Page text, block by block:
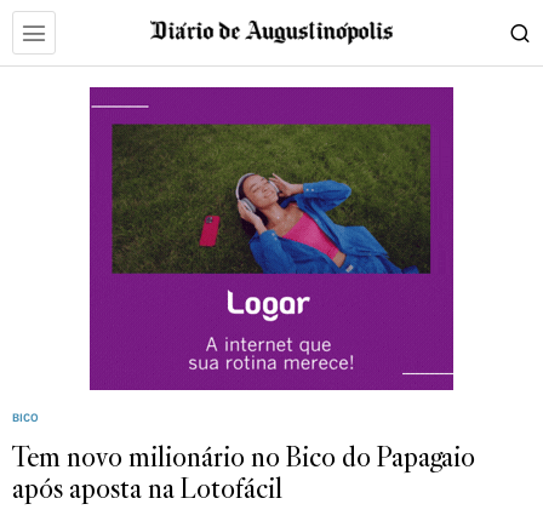
BICO
Tem novo milionário no Bico do Papagaio
após aposta na Lotofácil